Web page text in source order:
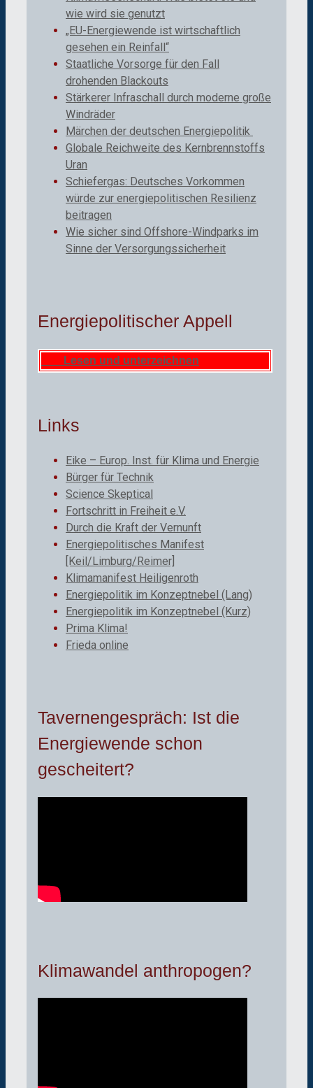
wie wird sie genutzt
„EU-Energiewende ist wirtschaftlich
gesehen ein Reinfall“
Staatliche Vorsorge für den Fall
drohenden Blackouts
Stärkerer Infraschall durch moderne große
Windräder
Märchen der deutschen Energiepolitik
Globale Reichweite des Kernbrennstoffs
Uran
Schiefergas: Deutsches Vorkommen
würde zur energiepolitischen Resilienz
beitragen
Wie sicher sind Offshore-Windparks im
Sinne der Versorgungssicherheit
Energiepolitischer Appell
Lesen und unterzeichnen
Links
Eike – Europ. Inst. für Klima und Energie
Bürger für Technik
Science Skeptical
Fortschritt in Freiheit e.V.
Durch die Kraft der Vernunft
Energiepolitisches Manifest
[Keil/Limburg/Reimer]
Klimamanifest Heiligenroth
Energiepolitik im Konzeptnebel (Lang)
Energiepolitik im Konzeptnebel (Kurz)
Prima Klima!
Frieda online
Tavernengespräch: Ist die
Energiewende schon
gescheitert?
Klimawandel anthropogen?